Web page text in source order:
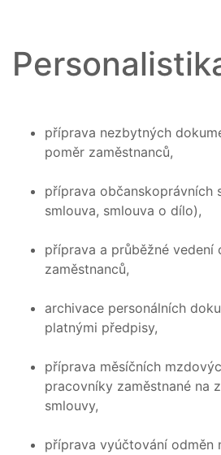
příprava nezbytných
poměr zaměstnanců,
příprava občanskoprávních
smlouva, smlouva o dílo),
příprava a průběžné vedení
zaměstnanců,
archivace personálních
platnými předpisy,
příprava měsíčních
pracovníky zaměstnané na
smlouvy,
příprava vyúčtování odměn